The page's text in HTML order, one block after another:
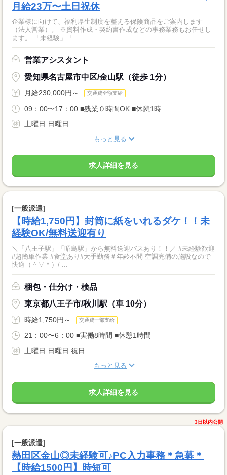
月給23万〜土日祝休
企業様に向けて、福利厚生制度を整える保険商品をご案内します
（法人営業）。 ※資料作成・契約書作成などの事務業務もお任せし
ます。 「未経験」「...
営業アシスタント
愛知県名古屋市中区/金山駅（徒歩 1分）
月給230,000円～ 交通費全額支給
09：00〜17：00 ■残業０時間OK ■休憩1時...
土曜日 日曜日
もっと見る
求人詳細を見る
[一般派遣]
【時給1,750円】封筒に紙をいれるダケ！！未
経験OK/無料送迎有り
＼「八王子駅」「昭島駅」から無料送迎バスあり！！／ #未経験歓迎
#超簡単作業 #食堂あり#大手勤務＃年齢不問 空調完備の施設なので
快適（＾▽＾）/ ...
梱包・仕分け・検品
東京都八王子市/秋川駅（車 10分）
時給1,750円～ 交通費一部支給
21：00〜6：00 ■実働8時間 ■休憩1時間
土曜日 日曜日 祝日
もっと見る
求人詳細を見る
3日以内公開
[一般派遣]
熱田区金山◎未経験可♪PC入力事務＊急募＊
【時給1500円】時短可